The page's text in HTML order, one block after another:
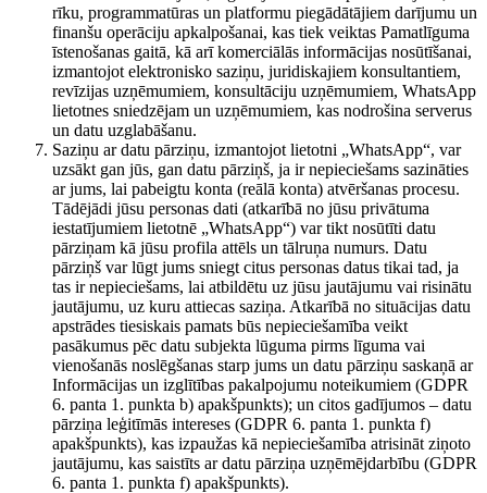
rīku, programmatūras un platformu piegādātājiem darījumu un
finanšu operāciju apkalpošanai, kas tiek veiktas Pamatlīguma
īstenošanas gaitā, kā arī komerciālās informācijas nosūtīšanai,
izmantojot elektronisko saziņu, juridiskajiem konsultantiem,
revīzijas uzņēmumiem, konsultāciju uzņēmumiem, WhatsApp
lietotnes sniedzējam un uzņēmumiem, kas nodrošina serverus
un datu uzglabāšanu.
Saziņu ar datu pārziņu, izmantojot lietotni „WhatsApp“, var
uzsākt gan jūs, gan datu pārziņš, ja ir nepieciešams sazināties
ar jums, lai pabeigtu konta (reālā konta) atvēršanas procesu.
Tādējādi jūsu personas dati (atkarībā no jūsu privātuma
iestatījumiem lietotnē „WhatsApp“) var tikt nosūtīti datu
pārziņam kā jūsu profila attēls un tālruņa numurs. Datu
pārziņš var lūgt jums sniegt citus personas datus tikai tad, ja
tas ir nepieciešams, lai atbildētu uz jūsu jautājumu vai risinātu
jautājumu, uz kuru attiecas saziņa. Atkarībā no situācijas datu
apstrādes tiesiskais pamats būs nepieciešamība veikt
pasākumus pēc datu subjekta lūguma pirms līguma vai
vienošanās noslēgšanas starp jums un datu pārziņu saskaņā ar
Informācijas un izglītības pakalpojumu noteikumiem (GDPR
6. panta 1. punkta b) apakšpunkts); un citos gadījumos – datu
pārziņa leģitīmās intereses (GDPR 6. panta 1. punkta f)
apakšpunkts), kas izpaužas kā nepieciešamība atrisināt ziņoto
jautājumu, kas saistīts ar datu pārziņa uzņēmējdarbību (GDPR
6. panta 1. punkta f) apakšpunkts).